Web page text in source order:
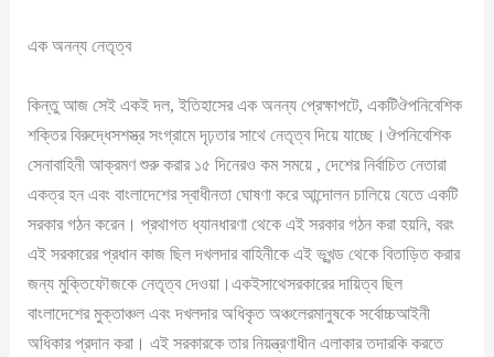
এক অনন্য নেতৃত্ব
কিন্তু আজ সেই একই দল, ইতিহাসের এক অনন্য প্রেক্ষাপটে, একটিঔপনিবেশিক
শক্তির বিরুদ্ধেসশস্ত্র সংগ্রামে দৃঢ়তার সাথে নেতৃত্ব দিয়ে যাচ্ছে।ঔপনিবেশিক
সেনাবাহিনী আক্রমণ শুরু করার ১৫ দিনেরও কম সময়ে , দেশের নির্বাচিত নেতারা
একত্র হন এবং বাংলাদেশের স্বাধীনতা ঘোষণা করে আন্দোলন চালিয়ে যেতে একটি
সরকার গঠন করেন। প্রথাগত ধ্যানধারণা থেকে এই সরকার গঠন করা হয়নি, বরং
এই সরকারের প্রধান কাজ ছিল দখলদার বাহিনীকে এই ভূখন্ড থেকে বিতাড়িত করার
জন্য মুক্তিফৌজকে নেতৃত্ব দেওয়া।একইসাথেসরকারের দায়িত্ব ছিল
বাংলাদেশের মুক্তাঞ্চল এবং দখলদার অধিকৃত অঞ্চলেরমানুষকে সর্বোচ্চআইনী
অধিকার প্রদান করা। এই সরকারকে তার নিয়ন্ত্রণাধীন এলাকার তদারকি করতে